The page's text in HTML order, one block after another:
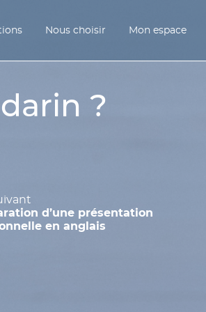
Nous choisir Mon espace
?
d’une présentation
en anglais